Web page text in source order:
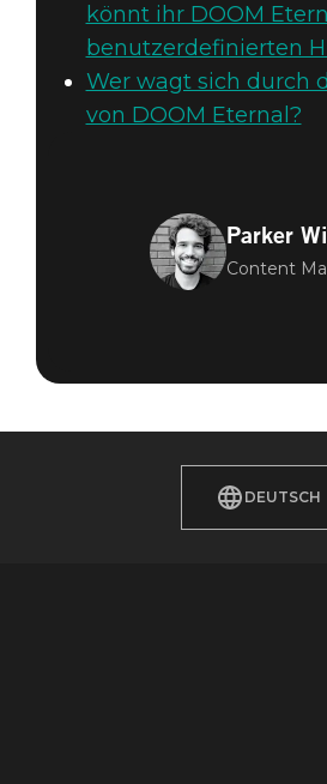
könnt ihr DOOM
benutzerdefinierten
Wer wagt sich durch
von DOOM Eternal?
Parker
Content
DEUTSCH